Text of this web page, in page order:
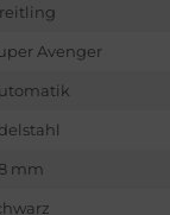
Avenger
mm